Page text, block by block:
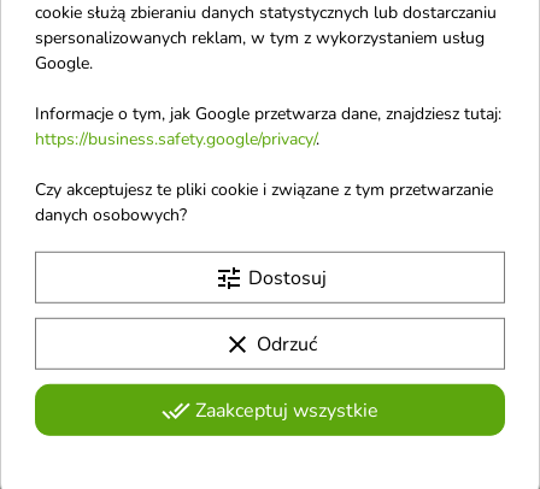
Eveline 99% Natural
nóg i bikini 125 ml
Łagodny krem
Obecnie brak na stanie
Tanita Vegan Zestaw
Krem do depilacji bikini
50 ml + Balsam po
depilacji 30 ml
Zestaw do depilacji bikini –
skuteczny krem z olejkiem
cookie służą zbieraniu danych statystycznych lub dostarczaniu
spersonalizowanych reklam, w tym z wykorzystaniem usług
Google.
Informacje o tym, jak Google przetwarza dane, znajdziesz tutaj:
https://business.safety.google/privacy/.
Czy akceptujesz te pliki cookie i związane z tym przetwarzanie
danych osobowych?
tune Dostosuj
clear Odrzuć
done_allZaakceptuj wszystkie